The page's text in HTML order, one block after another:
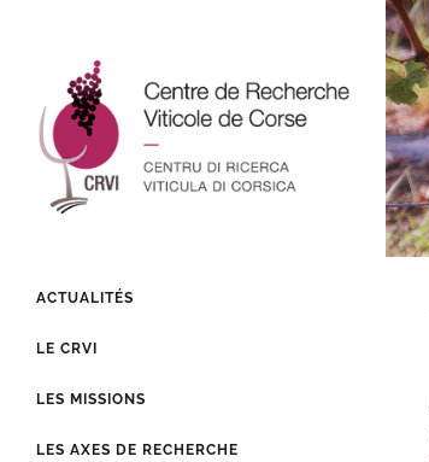
ACTUALITÉS
LE CRVI
LES MISSIONS
LES AXES DE RECHERCHE